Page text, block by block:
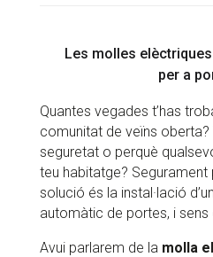
Les molles
per a
Quantes vegades t’has
comunitat de veïns
seguretat o perquè
teu habitatge? Segurament
solució és la instal·lació
automàtic de portes, i sens
Avui parlarem de la molla